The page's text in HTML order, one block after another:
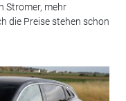
Stromer, mehr
die Preise stehen schon